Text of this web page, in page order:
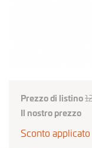
Prezzo di listino
Il nostro prezzo
Sconto applicato